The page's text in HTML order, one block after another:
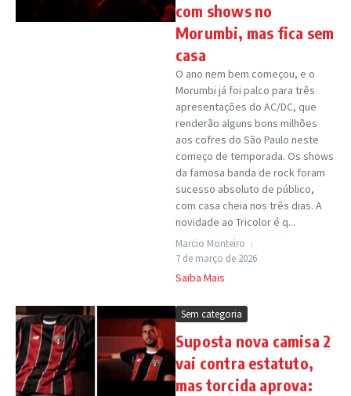
com shows no
Morumbi, mas fica sem
casa
O ano nem bem começou, e o
Morumbi já foi palco para três
apresentações do AC/DC, que
renderão alguns bons milhões
aos cofres do São Paulo neste
começo de temporada. Os shows
da famosa banda de rock foram
sucesso absoluto de público,
com casa cheia nos três dias. A
novidade ao Tricolor é q...
Marcio Monteiro
7 de março de 2026
Saiba Mais
Sem categoria
Suposta nova camisa 2
vai contra estatuto,
mas torcida aprova: